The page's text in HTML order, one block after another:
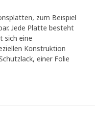
zum Beispiel
Jede Platte besteht
sich eine
Konstruktion
einer Folie